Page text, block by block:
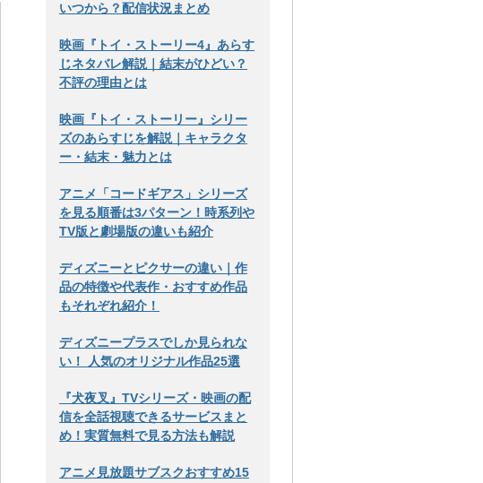
いつから？配信状況まとめ
映画『トイ・ストーリー4』あらす
じネタバレ解説｜結末がひどい？
不評の理由とは
映画『トイ・ストーリー』シリー
ズのあらすじを解説｜キャラクタ
ー・結末・魅力とは
アニメ「コードギアス」シリーズ
を見る順番は3パターン！時系列や
TV版と劇場版の違いも紹介
ディズニーとピクサーの違い｜作
品の特徴や代表作・おすすめ作品
もそれぞれ紹介！
ディズニープラスでしか見られな
い！ 人気のオリジナル作品25選
『犬夜叉』TVシリーズ・映画の配
信を全話視聴できるサービスまと
め！実質無料で見る方法も解説
アニメ見放題サブスクおすすめ15